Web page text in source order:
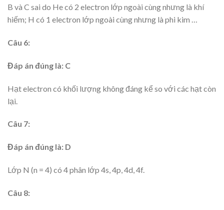
B và C sai do He có 2 electron lớp ngoài cùng nhưng là khí
hiếm; H có 1 electron lớp ngoài cùng nhưng là phi kim …
Câu 6:
Đáp án đúng là: C
Hạt electron có khối lượng không đáng kể so với các hạt còn
lại.
Câu 7:
Đáp án đúng là: D
Lớp N (n = 4) có 4 phân lớp 4s, 4p, 4d, 4f.
Câu 8: